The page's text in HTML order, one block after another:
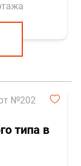
№202
типа в